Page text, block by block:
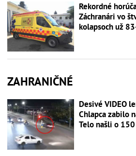
Rekordné
Záchranári vo
kolapsoch už
ZAHRANIČNÉ
Desivé VIDEO
Chlapca zabilo
Telo našli o